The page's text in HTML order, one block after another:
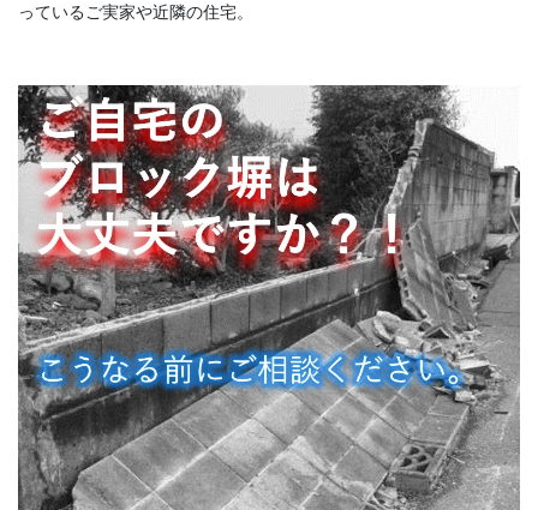
っているご実家や近隣の住宅。